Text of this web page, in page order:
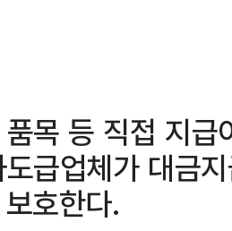
목 등 직접 지
급업체가 대금
호한다.